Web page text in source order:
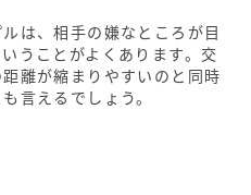
は、相手の嫌なところが目
うことがよくあります。交
離が縮まりやすいのと同時
言えるでしょう。